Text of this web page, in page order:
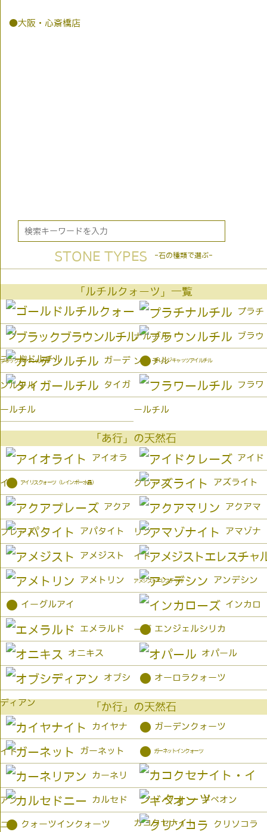
●大阪・心斎橋店
STONE TYPES -石の種類で選ぶ-
「ルチルクォーツ」一覧
ゴールドルチル
プラチ
ナルチル
ブラックブラウンルチル
ブラウ
ンルチル
ガーデ
ンルチル
● オレンジキャッツアイルチル
タイガ
ールチル
フラワ
ールチル
「あ行」の天然石
アイオラ
イト
アイド
クレーズ
● アイリスクォーツ（レインボー水晶） アズライト
アクア
プレーズ
アクアマ
リン
アパタイト アマゾナ
イト
アメジスト
アメジストエレスチャル
アメトリン アンデシン
● イーグルアイ インカロ
ーズ
エメラルド ● エンジェルシリカ
オニキス オパール
オブシ
ディアン
● オーロラクォーツ
「か行」の天然石
カイヤナ
イト
● ガーデンクォーツ
ガーネット ● ガーネットインクォーツ
カーネリ
アン
カコクセナイト
カルセド
ニー
ギベオン
● クォーツインクォーツ クリソコラ